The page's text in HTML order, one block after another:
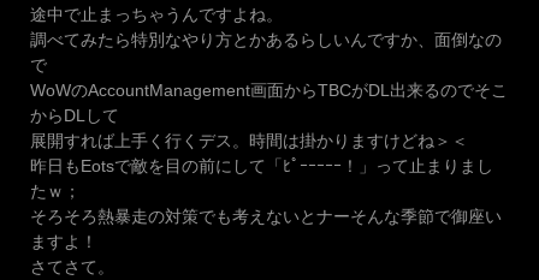
途中で止まっちゃうんですよね。
調べてみたら特別なやり方とかあるらしいんですか、面倒なの
で
WoWのAccountManagement画面からTBCがDL出来るのでそこ
からDLして
展開すれば上手く行くデス。時間は掛かりますけどね＞＜
昨日もEotsで敵を目の前にして「ﾋﾟｰｰｰｰｰ！」って止まりまし
たｗ；
そろそろ熱暴走の対策でも考えないとナーそんな季節で御座い
ますよ！
さてさて。